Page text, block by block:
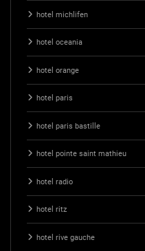
hotel michlifen
hotel oceania
hotel orange
hotel paris
hotel paris bastille
hotel pointe saint mathieu
hotel radio
hotel ritz
hotel rive gauche